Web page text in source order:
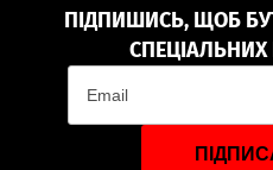
ПІДПИШИСЬ, ЩОБ